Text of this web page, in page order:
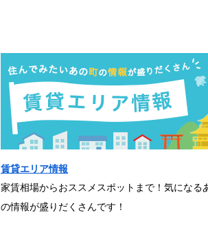
賃貸エリア情報
家賃相場からおススメスポットまで！気になる
の情報が盛りだくさんです！